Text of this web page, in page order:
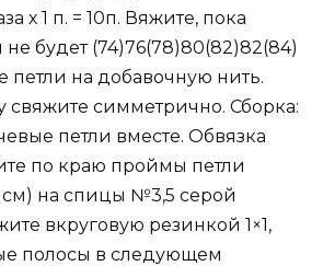
х 1 п. = 10п. Вяжите, пока
будет (74)76(78)80(82)82(84)
петли на добавочную нить.
свяжите симметрично. Сборка:
петли вместе. Обвязка
по краю проймы петли
см) на спицы №3,5 серой
вкруговую резинкой 1×1,
полосы в следующем